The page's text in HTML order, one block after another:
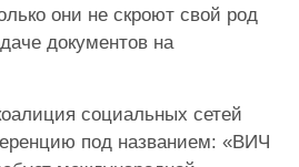
они не скроют свой род
документов на
социальных сетей
под названием: «ВИЧ